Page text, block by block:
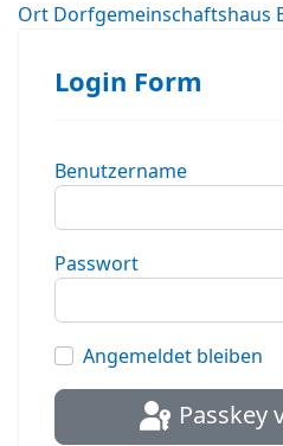
Ort Dorfgemeinschaftshaus
Login Form
Benutzername
Passwort
Angemeldet bleiben
Passkey